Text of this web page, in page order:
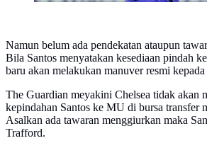
Namun belum ada pendekatan ataupun
Bila Santos menyatakan kesediaan pindah
baru akan melakukan manuver resmi kepada
The Guardian meyakini Chelsea tidak akan
kepindahan Santos ke MU di bursa transfer
Asalkan ada tawaran menggiurkan maka
Trafford.